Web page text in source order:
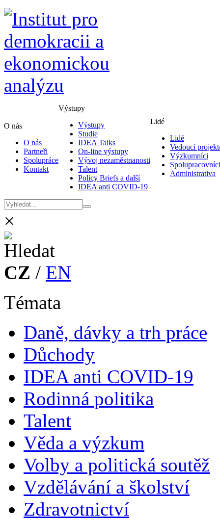
O nás
O nás
Partneři
Spolupráce
Kontakt
Výstupy
Výstupy
Studie
IDEA Talks
On-line výstupy
Vývoj nezaměstnanosti
Talent
Policy Briefs a další
IDEA anti COVID-19
Lidé
Lidé
Vedoucí
Výzkumníci
Spolupracovníci
Administrativa
×
CZ / EN
Témata
Daně, dávky a trh práce
Důchody
IDEA anti COVID-19
Rodinná politika
Talent
Věda a výzkum
Volby a politická soutěž
Vzdělávání a školství
Zdravotnictví